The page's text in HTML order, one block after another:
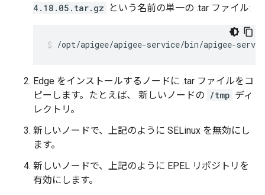
4.18.05.tar.gz
という名前の単一の .tar ファイル:
/opt/apigee/apigee-service/bin/apigee-
Edge をインストールするノードに .tar ファイルをコ
ピーします。たとえば、 新しいノードの /tmp ディ
レクトリ。
新しいノードで、上記のように SELinux を無効にし
ます。
新しいノードで、上記のように EPEL リポジトリを
有効にします。